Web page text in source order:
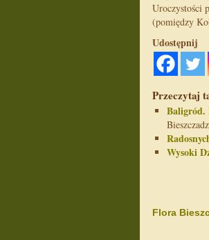
Uroczystości
(pomiędzy
Udostępnij
Przeczytaj
Baligród.
Wysoki
Flora